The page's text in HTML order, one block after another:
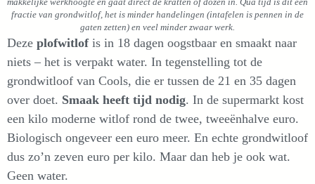
makkelijke werkhoogte en gaat direct de kratten of dozen in. Qua tijd is dit een
fractie van grondwitlof, het is minder handelingen (intafelen is pennen in de
gaten zetten) en veel minder zwaar werk.
Deze plofwitlof is in 18 dagen oogstbaar en smaakt naar
niets – het is verpakt water. In tegenstelling tot de
grondwitloof van Cools, die er tussen de 21 en 35 dagen
over doet. Smaak heeft tijd nodig. In de supermarkt kost
een kilo moderne witlof rond de twee, tweeënhalve euro.
Biologisch ongeveer een euro meer. En echte grondwitloof
dus zo’n zeven euro per kilo. Maar dan heb je ook wat.
Geen water.